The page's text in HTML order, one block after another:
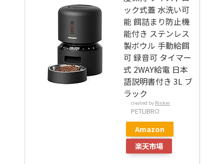
ック式蓋 水洗い可
能 餌詰まり防止機
能付き ステンレス
製ボウル 手動給餌
可 録音可 タイマー
式 2WAY給電 日本
語説明書付き 3L ブ
ラック
created by Rinker
PETLIBRO
Amazon
楽天市場